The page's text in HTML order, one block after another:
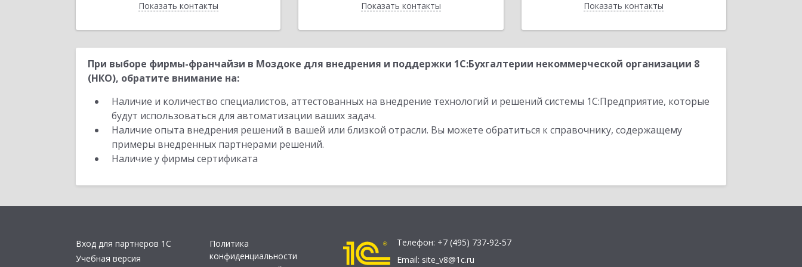
Показать контакты
Назад Показать контакты
Назад Показать контакты
Назад
При выборе фирмы-франчайзи в Моздоке для внедрения и поддержки 1С:Бухгалтерии некоммерческой организации 8
(НКО), обратите внимание на:
Наличие и количество специалистов, аттестованных на внедрение технологий и решений системы 1С:Предприятие, которые
будут использоваться для автоматизации ваших задач.
Наличие опыта внедрения решений в вашей или близкой отрасли. Вы можете обратиться к справочнику, содержащему
примеры внедренных партнерами решений.
Наличие у фирмы сертификата
Вход для партнеров 1С
Учебная версия
Политика
конфиденциальности
Телефон: +7 (495) 737-92-57
Email: site_v8@1c.ru